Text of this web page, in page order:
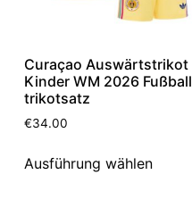
Curaçao Auswärtstrikot
Kinder WM 2026 Fußball
trikotsatz
€34.00
Ausführung wählen